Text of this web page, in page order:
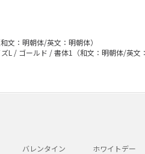
文：明朝体/英文：明朝体）
L / ゴールド / 書体1（和文：明朝体/英文
バレンタイン ホワイトデー